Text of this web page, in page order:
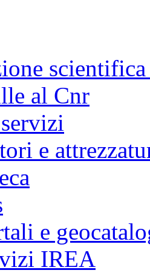
al Cnr
e
e
IREA